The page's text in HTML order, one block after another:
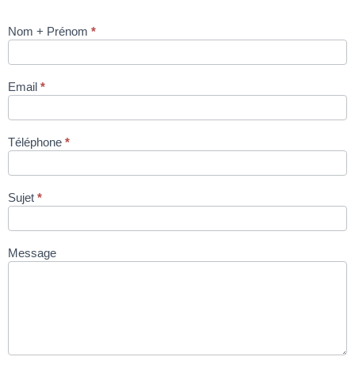
POUR LES
ESA01 SEMI-
site
Nom + Prénom *
Email *
Téléphone *
Sujet *
Message